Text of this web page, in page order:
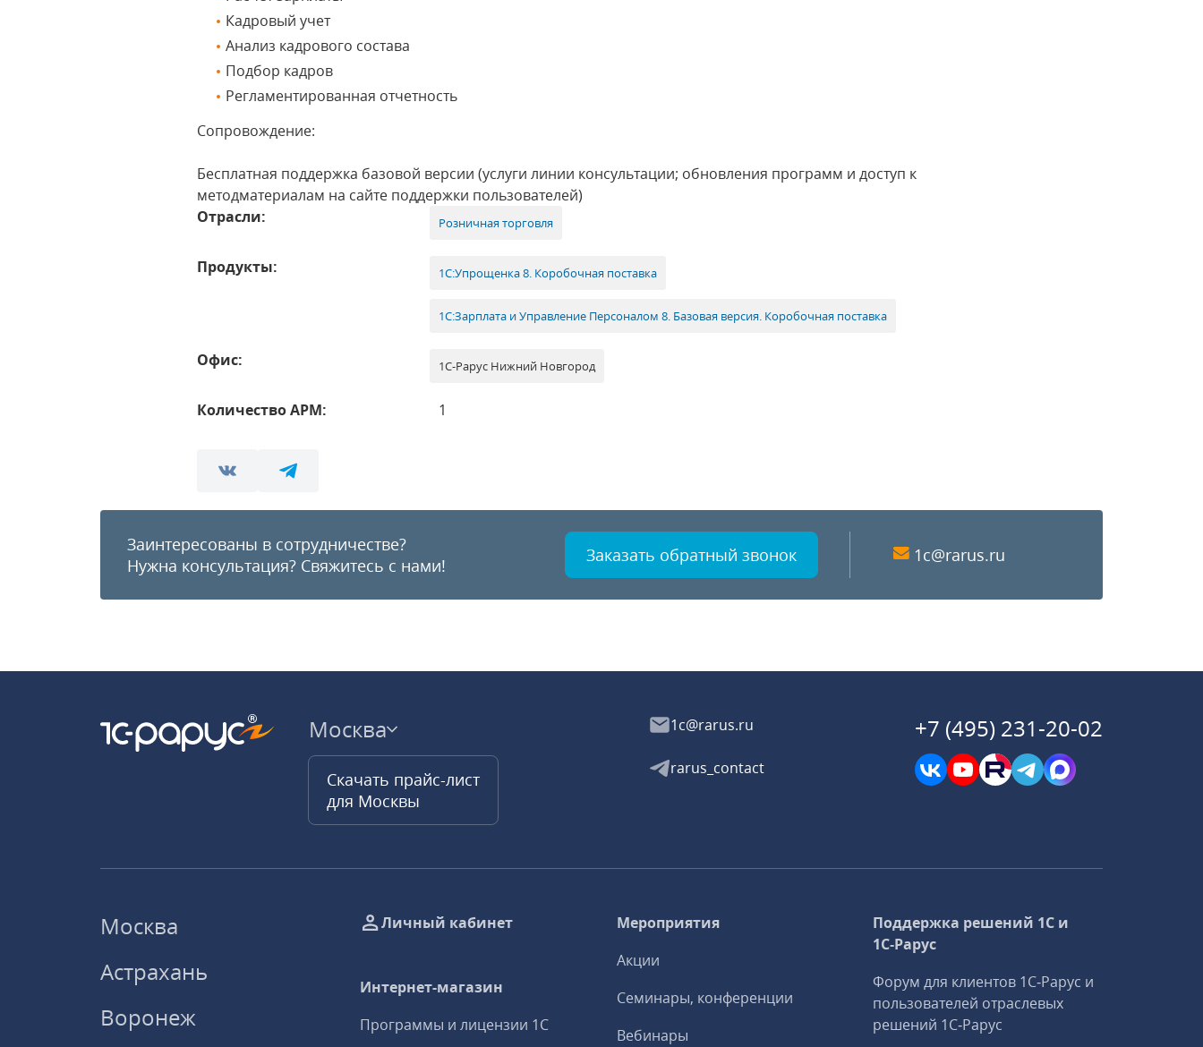
Кадровый учет
Анализ кадрового состава
Подбор кадров
Регламентированная отчетность
Сопровождение:
Бесплатная поддержка базовой версии (услуги линии консультации; обновления программ и доступ к
методматериалам на сайте поддержки пользователей)
Отрасли:
Розничная торговля
Продукты: 1С:Упрощенка 8. Коробочная поставка
1С:Зарплата и Управление Персоналом 8. Базовая версия. Коробочная поставка
Офис: 1С-Рарус Нижний Новгород
Количество АРМ: 1
Заинтересованы в сотрудничестве?
Нужна консультация? Свяжитесь с нами! Заказать обратный звонок 1c@rarus.ru
Москва
Скачать прайс-лист
для Москвы
1c@rarus.ru
rarus_contact
+7 (495) 231-20-02
Москва
Астрахань
Воронеж
Личный кабинет
Интернет-магазин
Программы и лицензии 1С
Мероприятия
Акции
Семинары, конференции
Вебинары
Поддержка решений 1С и
1С‑Рарус
Форум для клиентов 1С‑Рарус и
пользователей отраслевых
решений 1С‑Рарус